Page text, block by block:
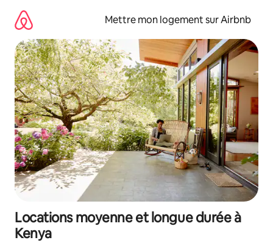
directement
contenu
Mettre mon logement sur Airbnb
Locations moyenne et longue durée à
Kenya